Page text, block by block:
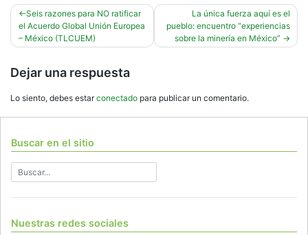
Navegación
de
Seis razones para NO ratificar
el Acuerdo Global Unión Europea
– México (TLCUEM)
La única fuerza aquí es el
pueblo: encuentro “experiencias
sobre la minería en México”
Dejar una respuesta
Lo siento, debes estarconectado para publicar un comentario.
Buscar en el sitio
Nuestras redes sociales